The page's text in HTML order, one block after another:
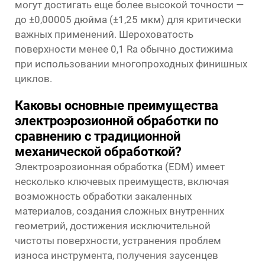
могут достигать еще более высокой точности —
до ±0,00005 дюйма (±1,25 мкм) для критически
важных применений. Шероховатость
поверхности менее 0,1 Ra обычно достижима
при использовании многопроходных финишных
циклов.
Каковы основные преимущества
электроэрозионной обработки по
сравнению с традиционной
механической обработкой?
Электроэрозионная обработка (EDM) имеет
несколько ключевых преимуществ, включая
возможность обработки закаленных
материалов, создания сложных внутренних
геометрий, достижения исключительной
чистоты поверхности, устранения проблем
износа инструмента, получения заусенцев